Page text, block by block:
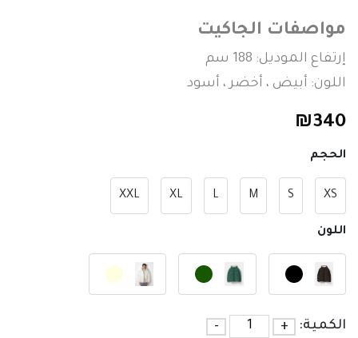
مواصفات الجاكيت
إرتفاع الموديل: 188 سم
اللون: أبيض ، أخضر ، أسود
₪340
الحجم
XS
S
M
L
XL
XXL
اللون
الكمية: +
-